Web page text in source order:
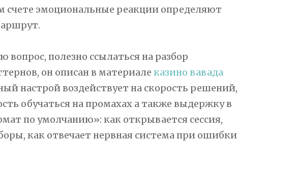
счете эмоциональные реакции определяют
полезно ссылаться на разбор
он описан в материале казино вавада
настрой воздействует на скорость решений,
обучаться на промахах а также выдержку в
по умолчанию»: как открывается сессия,
как отвечает нервная система при ошибки